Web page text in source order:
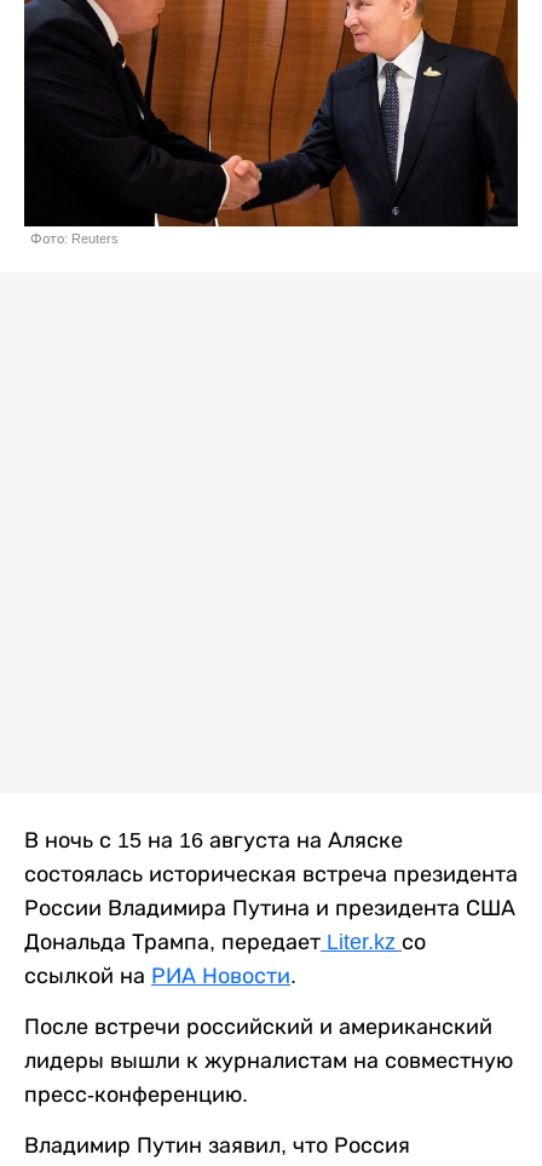
Фото: Reuters
В ночь с 15 на 16 августа на Аляске
состоялась историческая встреча президента
России Владимира Путина и президента США
Дональда Трампа, передает Liter.kz со
ссылкой на РИА Новости.
После встречи российский и американский
лидеры вышли к журналистам на совместную
пресс-конференцию.
Владимир Путин заявил, что Россия